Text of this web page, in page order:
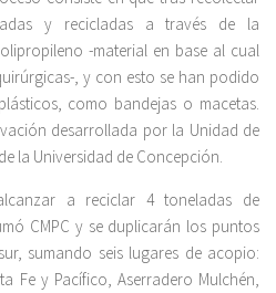
y recicladas a través de la
-material en base al cual
, y con esto se han podido
como bandejas o macetas.
desarrollada por la Unidad de
la Universidad de Concepción.
a reciclar 4 toneladas de
CMPC y se duplicarán los puntos
sumando seis lugares de acopio:
Fe y Pacífico, Aserradero Mulchén,